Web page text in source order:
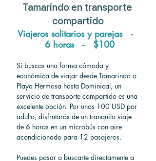
Tamarindo en transporte
compartido
Viajeros solitarios y parejas   -
6 horas   -   $100
Si buscas una forma cómoda y
económica de viajar desde Tamarindo o
Playa Hermosa hasta Dominical, un
servicio de transporte compartido es una
excelente opción. Por unos 100 USD por
adulto, disfrutarás de un tranquilo viaje
de 6 horas en un microbús con aire
acondicionado para 12 pasajeros.
Puedes pasar a buscarte directamente a